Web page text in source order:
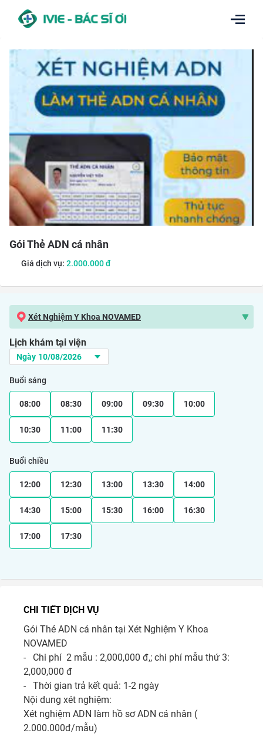
Gói Thẻ ADN cá nhân
Giá dịch vụ: 2.000.000đ
Xét Nghiệm Y Khoa NOVAMED
Lịch khám tại viện
Buổi sáng
08:00 08:30 09:00 09:30 10:00
10:30 11:00 11:30
Buổi chiều
12:00 12:30 13:00 13:30 14:00
14:30 15:00 15:30 16:00 16:30
17:00 17:30
CHI TIẾT DỊCH VỤ
Gói Thẻ ADN cá nhân tại Xét Nghiệm Y Khoa
NOVAMED
-   Chi phí  2 mẫu : 2,000,000 đ,; chi phí mẫu thứ 3:
2,000,000 đ
-   Thời gian trả kết quả: 1-2 ngày
Nội dung xét nghiệm:
Xét nghiệm ADN làm hồ sơ ADN cá nhân (
2.000.000đ/mẫu)